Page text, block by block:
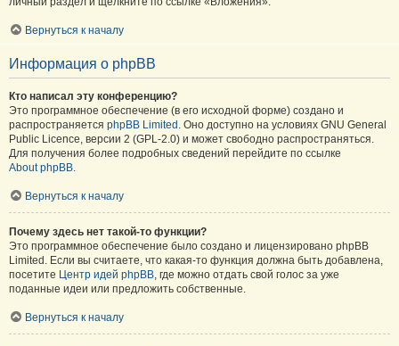
Вернуться к началу
Информация о phpBB
Кто написал эту конференцию?
Это программное обеспечение (в его исходной форме) создано и
распространяется phpBB Limited . Оно доступно на условиях GNU General
Public Licence, версии 2 (GPL-2.0) и может свободно распространяться.
Для получения более подробных сведений перейдите по ссылке
About phpBB.
Вернуться к началу
Почему здесь нет такой-то функции?
Это программное обеспечение было создано и лицензировано phpBB
Limited. Если вы считаете, что какая-то функция должна быть добавлена,
посетите Центр идей phpBB, где можно отдать свой голос за уже
поданные идеи или предложить собственные.
Вернуться к началу